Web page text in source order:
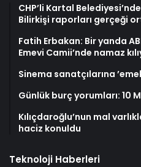
CHP’li Kartal
Bilirkişi raporları gerçeği
Fatih Erbakan: Bir yanda
Emevi Camii’nde namaz
Sinema sanatçılarına
Günlük burç yorumları: 10
Kılıçdaroğlu’nun mal
haciz konuldu
Teknoloji Haberleri